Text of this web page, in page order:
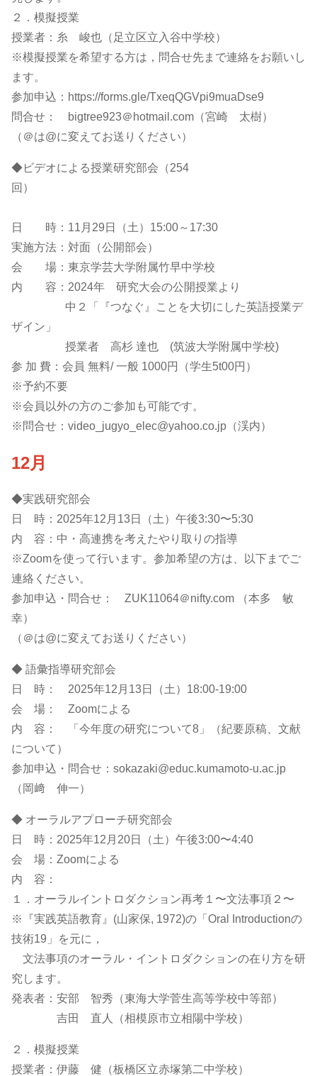
２．模擬授業
授業者：糸 峻也（足立区立入谷中学校）
※模擬授業を希望する方は，問合せ先まで連絡をお願いし
ます。
参加申込：https://forms.gle/TxeqQGVpi9muaDse9
問合せ： bigtree923＠hotmail.com（宮崎 太樹）
（＠は@に変えてお送りください）
◆ビデオによる授業研究部会（254
回）
日 時：11月29日（土）15:00～17:30
実施方法：対面（公開部会）
会 場：東京学芸大学附属竹早中学校
内 容：2024年 研究大会の公開授業より
中２「『つなぐ』ことを大切にした英語授業デ
ザイン」
授業者 高杉 達也 (筑波大学附属中学校)
参 加 費：会員 無料/ 一般 1000円（学生5t00円）
※予約不要
※会員以外の方のご参加も可能です。
※問合せ：video_jugyo_elec@yahoo.co.jp（渓内）
12月
◆実践研究部会
日 時：2025年12月13日（土）午後3:30〜5:30
内 容：中・高連携を考えたやり取りの指導
※Zoomを使って行います。参加希望の方は、以下までご
連絡ください。
参加申込・問合せ： ZUK11064＠nifty.com （本多 敏
幸）
（＠は@に変えてお送りください）
◆ 語彙指導研究部会
日 時： 2025年12月13日（土）18:00-19:00
会 場： Zoomによる
内 容： 「今年度の研究について8」（紀要原稿、文献
について）
参加申込・問合せ：sokazaki@educ.kumamoto-u.ac.jp
（岡﨑 伸一）
◆ オーラルアプローチ研究部会
日 時：2025年12月20日（土）午後3:00〜4:40
会 場：Zoomによる
内 容：
１．オーラルイントロダクション再考１〜文法事項２〜
※『実践英語教育』(山家保, 1972)の「Oral Introductionの
技術19」を元に，
文法事項のオーラル・イントロダクションの在り方を研
究します。
発表者：安部 智秀（東海大学菅生高等学校中等部）
吉田 直人（相模原市立相陽中学校）
２．模擬授業
授業者：伊藤 健（板橋区立赤塚第二中学校）